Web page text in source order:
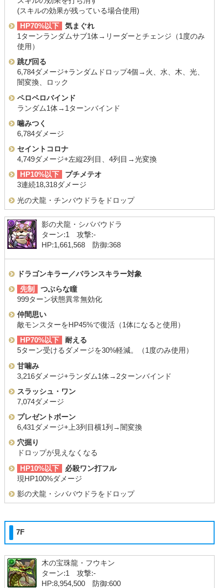
(スキルの効果が残っている場合使用)
HP70%以下
気まぐれ
1ターンランダムサブ1体→リーダーとチェンジ（1度のみ
使用）
跳び回る
6,784ダメージ+ランダムドロップ4個→火、水、木、光、
闇変換、ロック
ペロペロバインド
ランダム1体→1ターンバインド
噛みつく
6,784ダメージ
セイントコロナ
4,749ダメージ+左縦2列目、4列目→光変換
HP10%以下
プチメテオ
3連続18,318ダメージ
光の犬龍・チンバウドラをドロップ
影の犬龍・シババウドラ
ターン:1 攻撃:-
HP:1,661,568 防御:368
ドラゴンキラー／バランスキラー対象
先制
つぶらな瞳
999ターン状態異常無効化
仲間思い
敵モンスターをHP45%で復活（1体になると使用）
HP70%以下
耐える
5ターン受けるダメージを30%軽減。（1度のみ使用）
甘噛み
3,216ダメージ+ランダム1体→2ターンバインド
スラッシュ・ワン
7,074ダメージ
プレゼントボーン
6,431ダメージ+上3列目横1列→闇変換
穴掘り
ドロップが見えなくなる
HP10%以下
必殺ワン打フル
現HP100%ダメージ
影の犬龍・シババウドラをドロップ
7F
木の宝珠龍・フウキン
ターン:1 攻撃:-
HP:8,954,500 防御:600